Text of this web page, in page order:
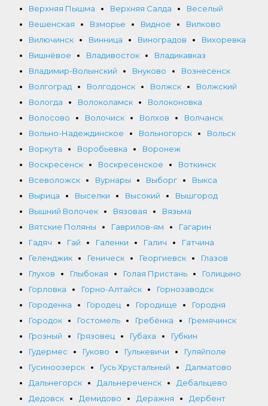
Верхняя Пышма
Верхняя Салда
Веселый
Вешенская
Взморье Видное
Вилково
Вилючинск
Винница Виноградов
Вихоревка
Вишнёвое
Владивосток
Владикавказ
Владимир-Волынский
Внуково
Вознесенск
Волгоград
Волгодонск Волжск
Волжский
Вологда
Волоколамск
Волоконовка
Волосово
Волочиск Волхов
Волчанск
Вольно-Надеждинское
Вольногорск
Вольск
Воркута
Воробьевка
Воронеж
Воскресенск
Воскресенское
Воткинск
Всеволожск
Вурнары Выборг
Выкса
Вырица
Выселки Высокий
Вышгород
Вышний Волочек
Вязовая
Вязьма
Вятские Поляны
Гаврилов-ям
Гагарин
Гадяч
Гай Галенки Галич
Гатчина
Геленджик
Геническ Георгиевск
Глазов
Глухов
Глыбокая Голая Пристань
Голицыно
Горловка
Горно-Алтайск
Горнозаводск
Городенка
Городец Городище
Городня
Городок
Гостомель Гребёнка
Гремячинск
Грозный
Грязовец Губаха
Губкин
Гудермес
Гуково Гулькевичи
Гуляйполе
Гусиноозерск
Гусь Хрустальный
Далматово
Дальнегорск
Дальнереченск
Дебальцево
Дедовск
Демидово Деражня
Дербент